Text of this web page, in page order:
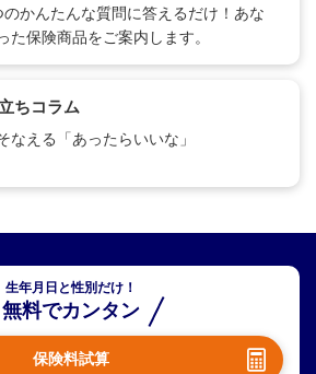
のかんたんな質問に答えるだけ！あな
た保険商品をご案内します。
ちコラム
なえる「あったらいいな」
生年月日と性別だけ！
無料でカンタン
保険料試算